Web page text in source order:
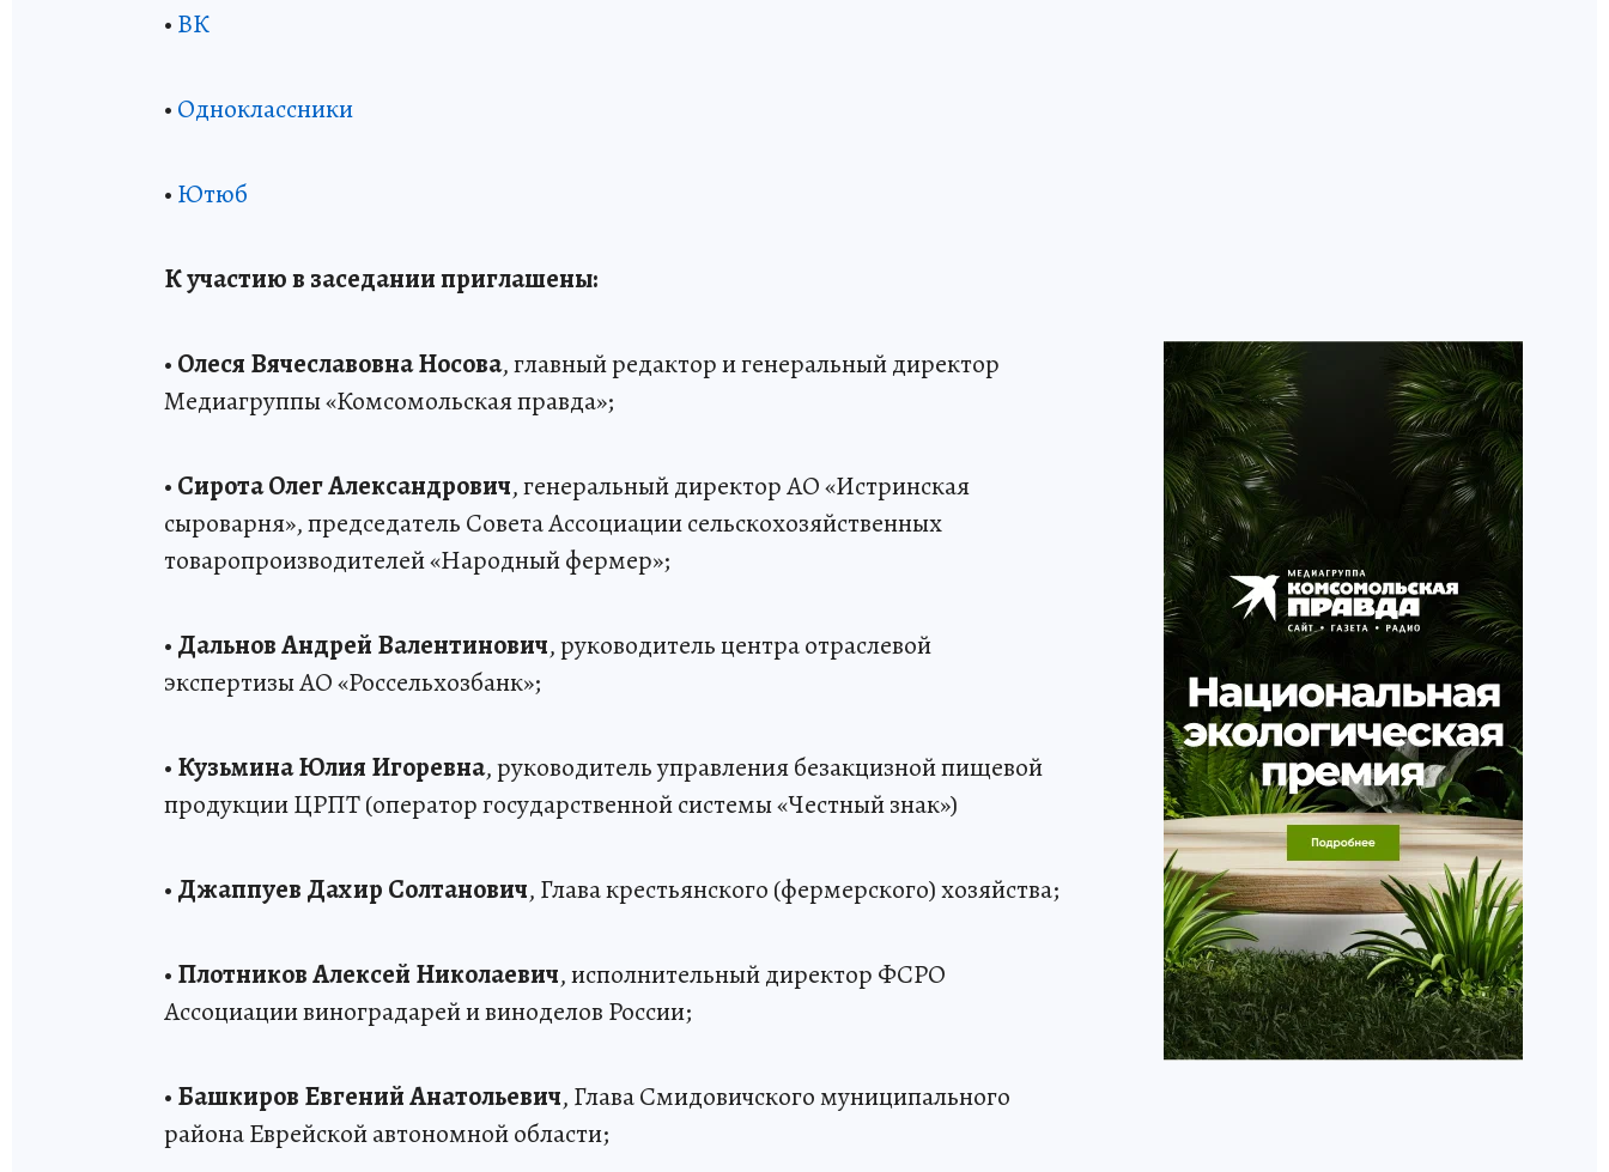
• ВК
• Одноклассники
• Ютюб
К участию в заседании приглашены:
• Олеся Вячеславовна Носова, главный редактор и генеральный директор
Медиагруппы «Комсомольская правда»;
• Сирота Олег Александрович, генеральный директор АО «Истринская
сыроварня», председатель Совета Ассоциации сельскохозяйственных
товаропроизводителей «Народный фермер»;
• Дальнов Андрей Валентинович, руководитель центра отраслевой
экспертизы АО «Россельхозбанк»;
• Кузьмина Юлия Игоревна, руководитель управления безакцизной пищевой
продукции ЦРПТ (оператор государственной системы «Честный знак»)
• Джаппуев Дахир Солтанович, Глава крестьянского (фермерского) хозяйства;
• Плотников Алексей Николаевич, исполнительный директор ФСРО
Ассоциации виноградарей и виноделов России;
• Башкиров Евгений Анатольевич, Глава Смидовичского муниципального
района Еврейской автономной области;